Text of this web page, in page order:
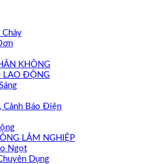
Cháy
KHÔNG
LAO ĐỘNG
Cảnh Báo Điện
LÂM NGHIỆP
Ngọt
Dụng